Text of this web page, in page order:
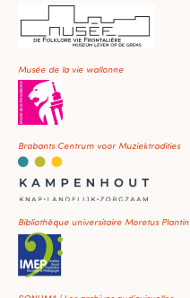
Musée de la vie wallonne
Brabants Centrum voor Muziektradities
Bibliothèque universitaire Moretus Plantin